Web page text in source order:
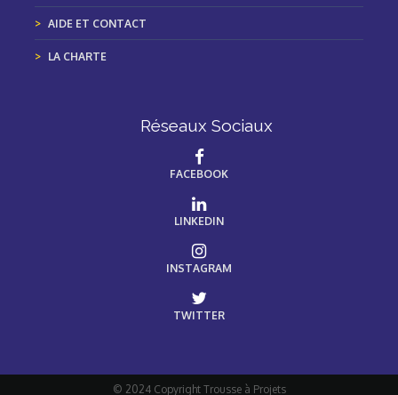
AIDE ET CONTACT
LA CHARTE
Réseaux Sociaux
FACEBOOK
LINKEDIN
INSTAGRAM
TWITTER
© 2024 Copyright Trousse à Projets